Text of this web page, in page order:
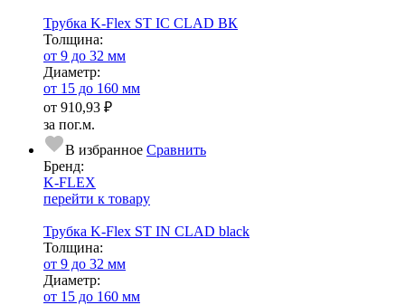
Трубка K-Flex ST IC CLAD ВК
Тол­щи­на:
от 9 до 32 мм
Диаметр:
от 15 до 160 мм
от 910,93 ₽
за пог.м.
В избранное Сравнить
Бренд:
K-FLEX
перейти к товару
Трубка K-Flex ST IN CLAD black
Тол­щи­на:
от 9 до 32 мм
Диаметр:
от 15 до 160 мм